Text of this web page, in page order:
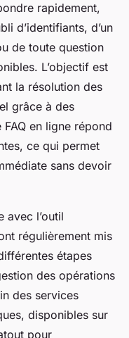
rapidement,
d’identifiants, d’un
de toute question
L’objectif est
la résolution des
grâce à des
en ligne répond
ce qui permet
sans devoir
avec l’outil
régulièrement mis
étapes
des opérations
des services
disponibles sur
pour